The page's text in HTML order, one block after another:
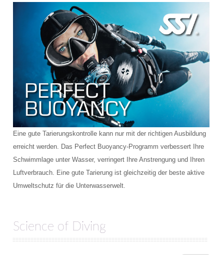
Eine gute Tarierungskontrolle kann nur mit der richtigen Ausbildung
erreicht werden. Das Perfect Buoyancy-Programm verbessert Ihre
Schwimmlage unter Wasser, verringert Ihre Anstrengung und Ihren
Luftverbrauch. Eine gute Tarierung ist gleichzeitig der beste aktive
Umweltschutz für die Unterwasserwelt.
Science of Diving